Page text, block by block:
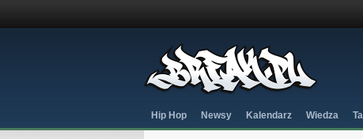
Hip Hop Newsy Kalendarz Wiedza